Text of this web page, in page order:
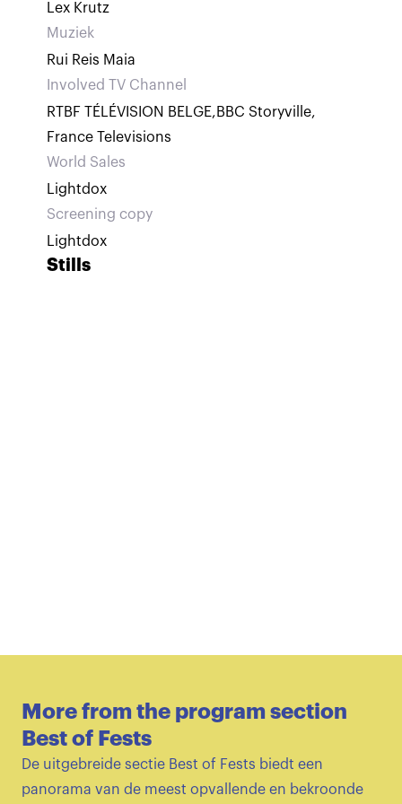
Lex Krutz
Muziek
Rui Reis Maia
Involved TV Channel
RTBF TÉLÉVISION BELGE,BBC Storyville,
France Televisions
World Sales
Lightdox
Screening copy
Lightdox
Stills
More from the program section
Best of Fests
De uitgebreide sectie Best of Fests biedt een
panorama van de meest opvallende en bekroonde